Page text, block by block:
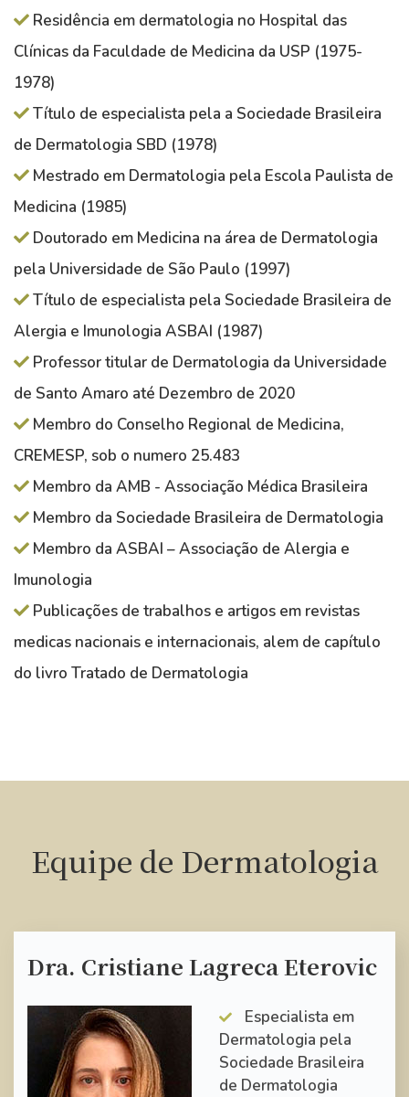
Residência em dermatologia no Hospital das
Clínicas da Faculdade de Medicina da USP (1975-
1978)
Título de especialista pela a Sociedade Brasileira
de Dermatologia SBD (1978)
Mestrado em Dermatologia pela Escola Paulista de
Medicina (1985)
Doutorado em Medicina na área de Dermatologia
pela Universidade de São Paulo (1997)
Título de especialista pela Sociedade Brasileira de
Alergia e Imunologia ASBAI (1987)
Professor titular de Dermatologia da Universidade
de Santo Amaro até Dezembro de 2020
Membro do Conselho Regional de Medicina,
CREMESP, sob o numero 25.483
Membro da AMB - Associação Médica Brasileira
Membro da Sociedade Brasileira de Dermatologia
Membro da ASBAI – Associação de Alergia e
Imunologia
Publicações de trabalhos e artigos em revistas
medicas nacionais e internacionais, alem de capítulo
do livro Tratado de Dermatologia
Equipe de Dermatologia
Dra. Cristiane Lagreca Eterovic
Especialista em
Dermatologia pela
Sociedade Brasileira
de Dermatologia